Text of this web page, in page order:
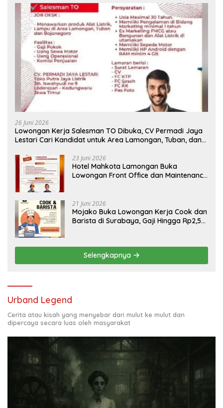
26 Juni 2026
Lowongan Kerja Salesman TO Dibuka, CV Permadi Jaya
Lestari Cari Kandidat untuk Area Lamongan, Tuban, dan
23 Juni 2026
Hotel Mahkota Lamongan Buka
Lowongan Front Office dan Maintenance
21 Juni 2026
Mojako Buka Lowongan Kerja Cook dan
Barista di Surabaya, Gaji Hingga Rp2,5
Selengkapnya
Urband Legend
Cerita atau kisah yang menyebar dari mulut ke mulut dan
dipercaya secara luas oleh masyarakat